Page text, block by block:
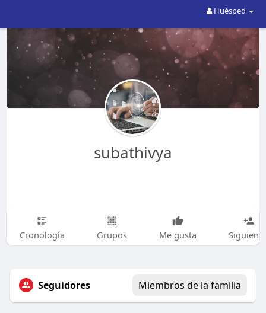
Huésped
subathivya
Cronología Grupos Me gusta
Seguidores Miembros de la familia